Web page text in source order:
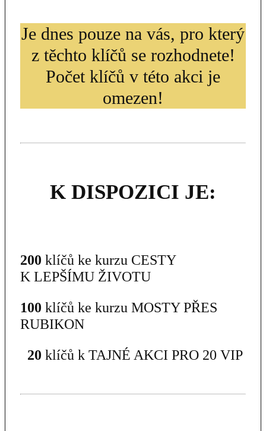
Je dnes pouze na vás, pro který
z těchto klíčů se rozhodnete!
Počet klíčů v této akci je
omezen!
K DISPOZICI JE:
200 klíčů ke kurzu CESTY
K LEPŠÍMU ŽIVOTU
100 klíčů ke kurzu MOSTY PŘES
RUBIKON
20 klíčů k TAJNÉ AKCI PRO 20 VIP